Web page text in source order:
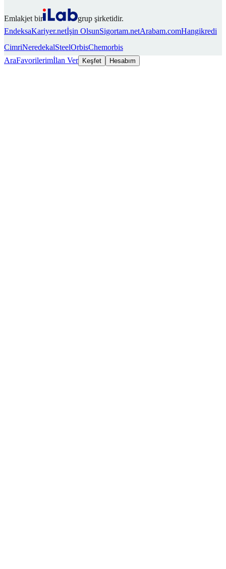
Emlakjet bir
grup şirketidir.
EndeksaKariyer.netİşin OlsunSigortam.netArabam.comHangikredi
CimriNeredekalSteelOrbisChemorbis
AraFavorilerimİlan Ver Keşfet Hesabım